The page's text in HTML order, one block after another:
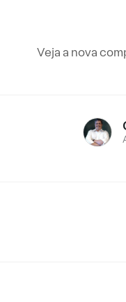
Veja a nova